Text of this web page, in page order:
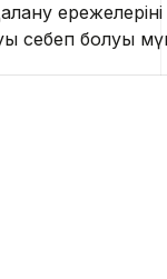
себеп болуы